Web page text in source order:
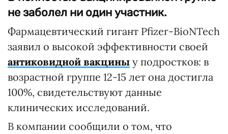
не заболел ни один участник.
Фармацевтический гигант Pfizer-BioNTech
заявил о высокой эффективности своей
антиковидной вакцины у подростков: в
возрастной группе 12-15 лет она достигла
100%, свидетельствуют данные
клинических исследований.
В компании сообщили о том, что